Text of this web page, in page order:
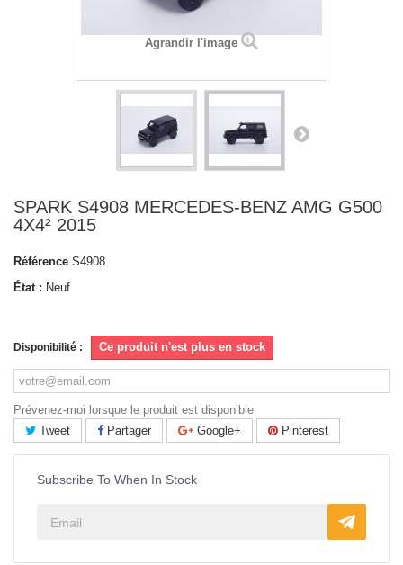
Agrandir l'image
SPARK S4908 MERCEDES-BENZ AMG G500
4X4² 2015
Référence S4908
État : Neuf
Disponibilité : Ce produit n'est plus en stock
Prévenez-moi lorsque le produit est disponible
Tweet
Partager Google+ Pinterest
Subscribe To When In Stock